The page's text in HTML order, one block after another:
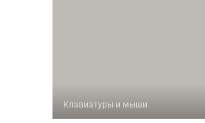
Клавиатуры и мыши